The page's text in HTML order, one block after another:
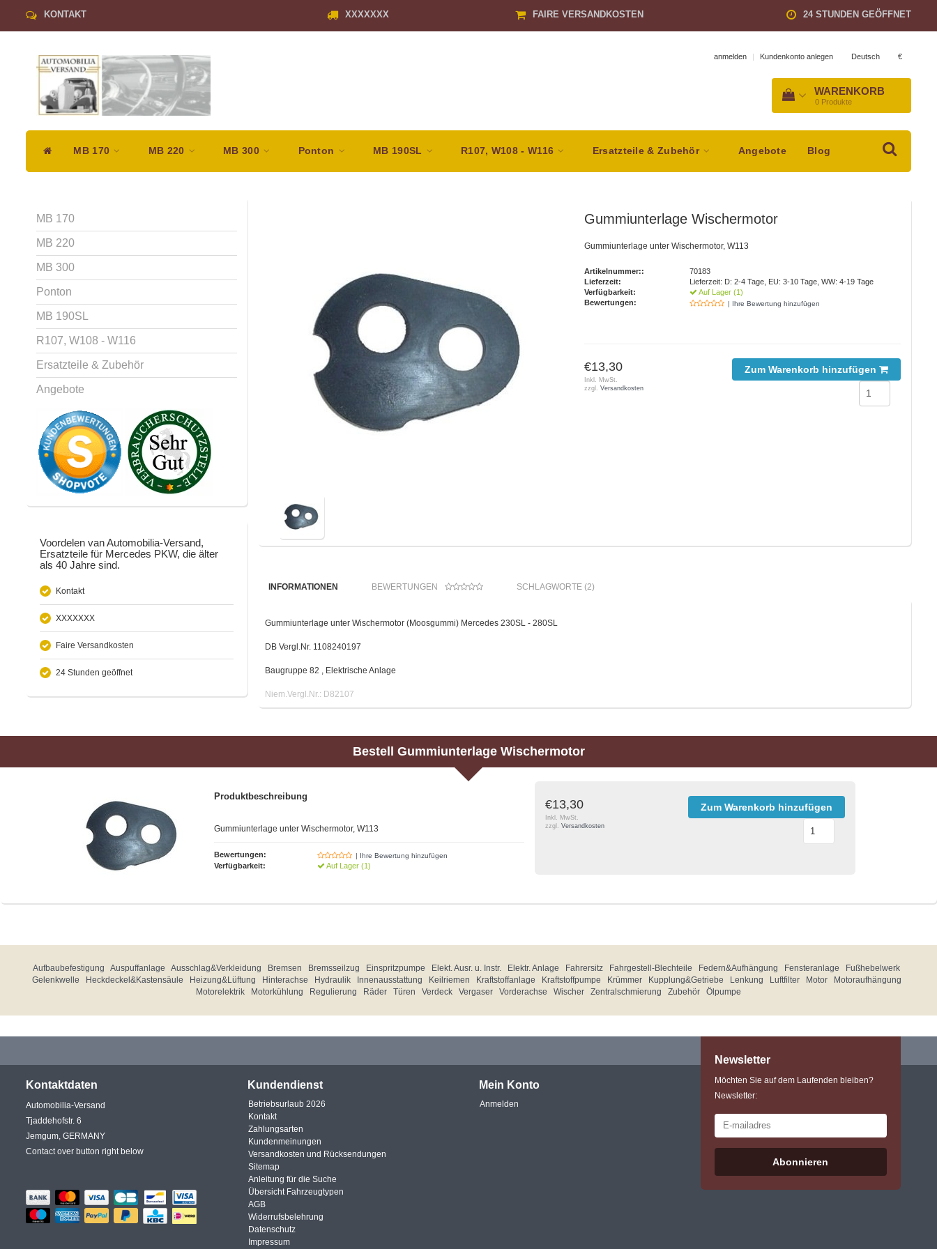
KONTAKT XXXXXXX FAIRE VERSANDKOSTEN 24 STUNDEN GEÖFFNET
anmelden | Kundenkonto anlegen Deutsch €
WARENKORB
0 Produkte
MB 170 MB 220 MB 300 Ponton MB 190SL R107, W108 - W116 Ersatzteile & Zubehör Angebote Blog
MB 170
MB 220
MB 300
Ponton
MB 190SL
R107, W108 - W116
Ersatzteile & Zubehör
Angebote
Voordelen van Automobilia-Versand,
Ersatzteile für Mercedes PKW, die älter
als 40 Jahre sind.
Kontakt
XXXXXXX
Faire Versandkosten
24 Stunden geöffnet
Gummiunterlage Wischermotor
Gummiunterlage unter Wischermotor, W113
Artikelnummer::
70183
Lieferzeit:
Lieferzeit: D: 2-4 Tage, EU: 3-10 Tage, WW: 4-19 Tage
Verfügbarkeit:
Auf Lager (1)
Bewertungen:
| Ihre Bewertung hinzufügen
€13,30
Inkl. MwSt.
zzgl.Versandkosten
Zum Warenkorb hinzufügen
INFORMATIONEN BEWERTUNGEN SCHLAGWORTE (2)
Gummiunterlage unter Wischermotor (Moosgummi) Mercedes 230SL - 280SL
DB Vergl.Nr. 1108240197
Baugruppe 82 , Elektrische Anlage
Niem.Vergl.Nr.: D82107
Bestell Gummiunterlage Wischermotor
Produktbeschreibung
Gummiunterlage unter Wischermotor, W113
Bewertungen: | Ihre Bewertung hinzufügen
Verfügbarkeit: Auf Lager (1)
€13,30
Inkl. MwSt.
zzgl. Versandkosten
Zum Warenkorb hinzufügen
Aufbaubefestigung Auspuffanlage Ausschlag&Verkleidung Bremsen Bremsseilzug Einspritzpumpe Elekt. Ausr. u. Instr. Elektr. Anlage Fahrersitz Fahrgestell-Blechteile Federn&Aufhängung Fensteranlage
Fußhebelwerk
Gelenkwelle
Heckdeckel&Kastensäule Heizung&Lüftung Hinterachse Hydraulik Innenausstattung Keilriemen Kraftstoffanlage Kraftstoffpumpe Krümmer Kupplung&Getriebe Lenkung Luftfilter Motor
Motoraufhängung
Motorelektrik
Motorkühlung Regulierung Räder Türen Verdeck Vergaser Vorderachse Wischer Zentralschmierung Zubehör Ölpumpe
Kontaktdaten
Automobilia-Versand
Tjaddehofstr. 6
Jemgum, GERMANY
Contact over button right below
Kundendienst
Betriebsurlaub 2026
Kontakt
Zahlungsarten
Kundenmeinungen
Versandkosten und Rücksendungen
Sitemap
Anleitung für die Suche
Übersicht Fahrzeugtypen
AGB
Widerrufsbelehrung
Datenschutz
Impressum
Mein Konto
Anmelden
Newsletter
Möchten Sie auf dem Laufenden bleiben?
Newsletter:
Abonnieren